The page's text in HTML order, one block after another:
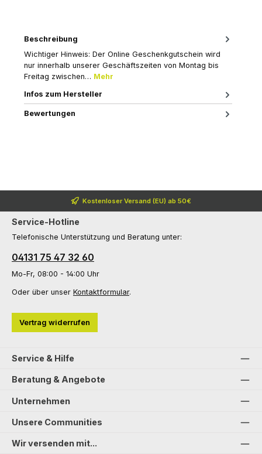
Beschreibung
Wichtiger Hinweis: Der Online Geschenkgutschein wird
nur innerhalb unserer Geschäftszeiten von Montag bis
Freitag zwischen… Mehr
Infos zum Hersteller
Bewertungen
Kostenloser Versand (EU) ab 50€
Service-Hotline
Telefonische Unterstützung und Beratung unter:
04131 75 47 32 60
Mo-Fr, 08:00 - 14:00 Uhr
Oder über unser Kontaktformular.
Vertrag widerrufen
Service & Hilfe
Beratung & Angebote
Unternehmen
Unsere Communities
Wir versenden mit...